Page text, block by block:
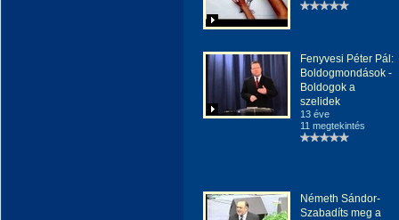
Fenyvesi Péter Pál:
Boldogmondások -
Boldogok a
szelidek
13 éve
11 megtekintés
Németh Sándor-
Szabadíts meg a